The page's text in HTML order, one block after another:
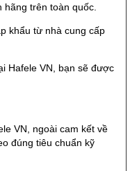
trên toàn quốc.
khẩu từ nhà cung cấp
Hafele VN, bạn sẽ được
VN, ngoài cam kết về
đúng tiêu chuẩn kỹ